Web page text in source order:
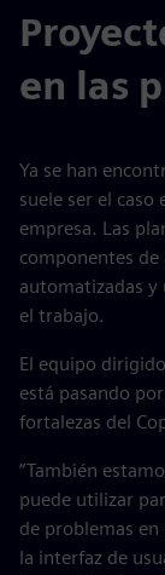
en las
Ya se han
suele ser el
empresa. Las
componentes
automatizadas y
el trabajo.
El equipo
está pasando
fortalezas del
“También
puede utilizar
de problemas
la interfaz de